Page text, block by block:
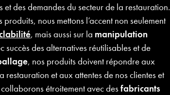
et des demandes du secteur de la restauration.
nous mettons l’accent non seulement
, mais aussi sur la manipulation
succès des alternatives réutilisables et de
, nos produits doivent répondre aux
restauration et aux attentes de nos clientes et
étroitement avec desfabricants